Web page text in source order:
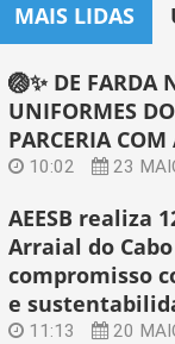
MAIS LIDAS
🏐✨ DE FARDA
UNIFORMES
PARCERIA COM
10:02 23
AEESB realiza
Arraial do
compromisso
e
11:13 20